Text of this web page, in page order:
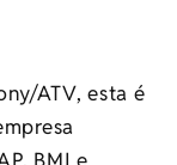
ATV, esta é